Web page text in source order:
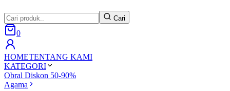
Cari
0
HOMETENTANG KAMI
KATEGORI
Obral Diskon 50-90%
Agama